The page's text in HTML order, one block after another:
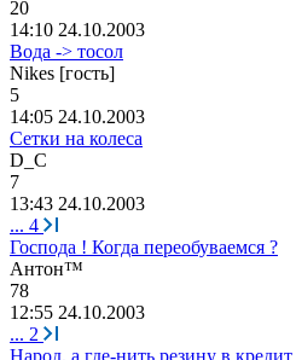
20
14:10 24.10.2003
Вода -> тосол
Nikes [гость]
5
14:05 24.10.2003
Сетки на колеса
D_ С
7
13:43 24.10.2003
... 4
Господа ! Когда переобуваемся ?
Антон™
78
12:55 24.10.2003
... 2
Народ, а где-нить резину в